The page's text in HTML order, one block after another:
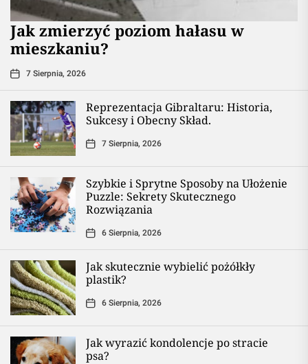
Jak zmierzyć poziom hałasu w
mieszkaniu?
7 Sierpnia, 2026
Reprezentacja Gibraltaru: Historia,
Sukcesy i Obecny Skład.
7 Sierpnia, 2026
Szybkie i Sprytne Sposoby na Ułożenie
Puzzle: Sekrety Skutecznego
Rozwiązania
6 Sierpnia, 2026
Jak skutecznie wybielić pożółkły
plastik?
6 Sierpnia, 2026
Jak wyrazić kondolencje po stracie
psa?